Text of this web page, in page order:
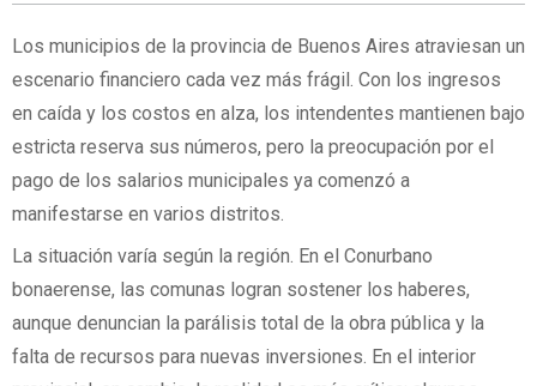
Los municipios de la provincia de Buenos Aires atraviesan un
escenario financiero cada vez más frágil. Con los ingresos
en caída y los costos en alza, los intendentes mantienen bajo
estricta reserva sus números, pero la preocupación por el
pago de los salarios municipales ya comenzó a
manifestarse en varios distritos.
La situación varía según la región. En el Conurbano
bonaerense, las comunas logran sostener los haberes,
aunque denuncian la parálisis total de la obra pública y la
falta de recursos para nuevas inversiones. En el interior